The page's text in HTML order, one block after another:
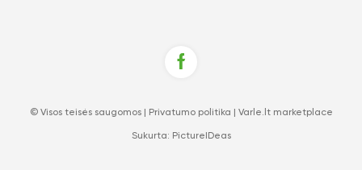
© Visos teisės saugomos | Privatumo politika Varle.lt marketplace
Sukurta: PictureIDeas